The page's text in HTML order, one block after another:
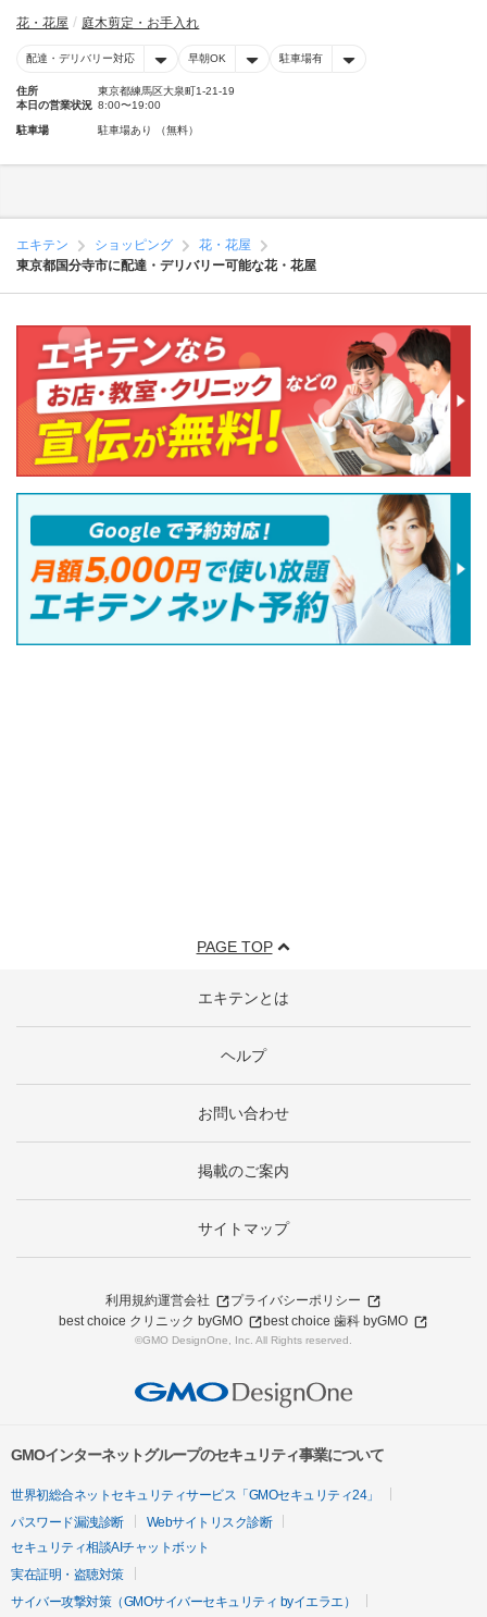
花・花屋 庭木剪定・お手入れ
配達・デリバリー対応 早朝OK 駐車場有
住所
東京都練馬区大泉町1-21-19
本日の営業状況 8:00〜19:00
駐車場 駐車場あり （無料）
エキテン ショッピング
花・花屋
東京都国分寺市に配達・デリバリー可能な花・花屋
PAGE TOP
エキテンとは
ヘルプ
お問い合わせ
掲載のご案内
サイトマップ
利用規約運営会社
プライバシーポリシー
best choice クリニック byGMO
best choice 歯科 byGMO
©GMO DesignOne, Inc. All Rights reserved.
GMOインターネットグループのセキュリティ事業について
世界初総合ネットセキュリティサービス「GMOセキュリティ24」
パスワード漏洩診断
Webサイトリスク診断
セキュリティ相談AIチャットボット
実在証明・盗聴対策
サイバー攻撃対策（GMOサイバーセキュリティ byイエラエ）